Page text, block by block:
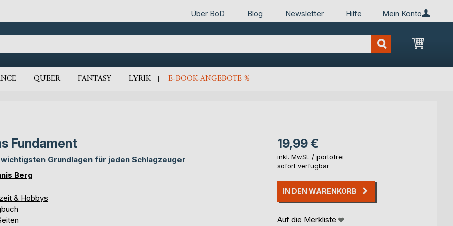
Mein Konto
Über BoD Blog Newsletter Hilfe
Mein
QUEER FANTASY LYRIK E-BOOK-ANGEBOTE %
Fundament
wichtigsten Grundlagen für jeden Schlagzeuger
Berg
& Hobbys
19,99 €
inkl. MwSt. / portofrei
sofort verfügbar
IN DEN WARENKORB
Auf die Merkliste